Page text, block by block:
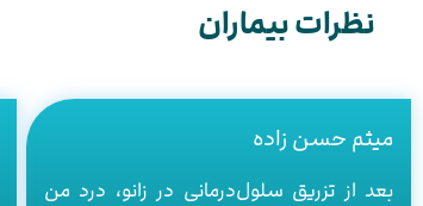
نظرات بیماران
میثم حسن زاده
بعد از تزریق سلول‌درمانی در زانو، درد من